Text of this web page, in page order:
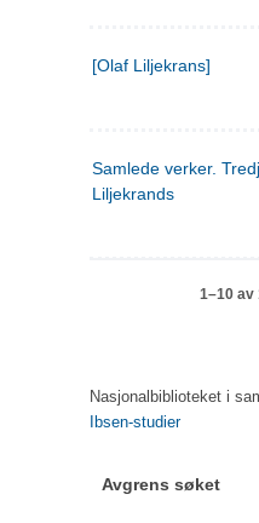
[Olaf Liljekrans]
Samlede verker.
Liljekrands
1–10 av
Nasjonalbiblioteket i
Ibsen-studier
Avgrens søket